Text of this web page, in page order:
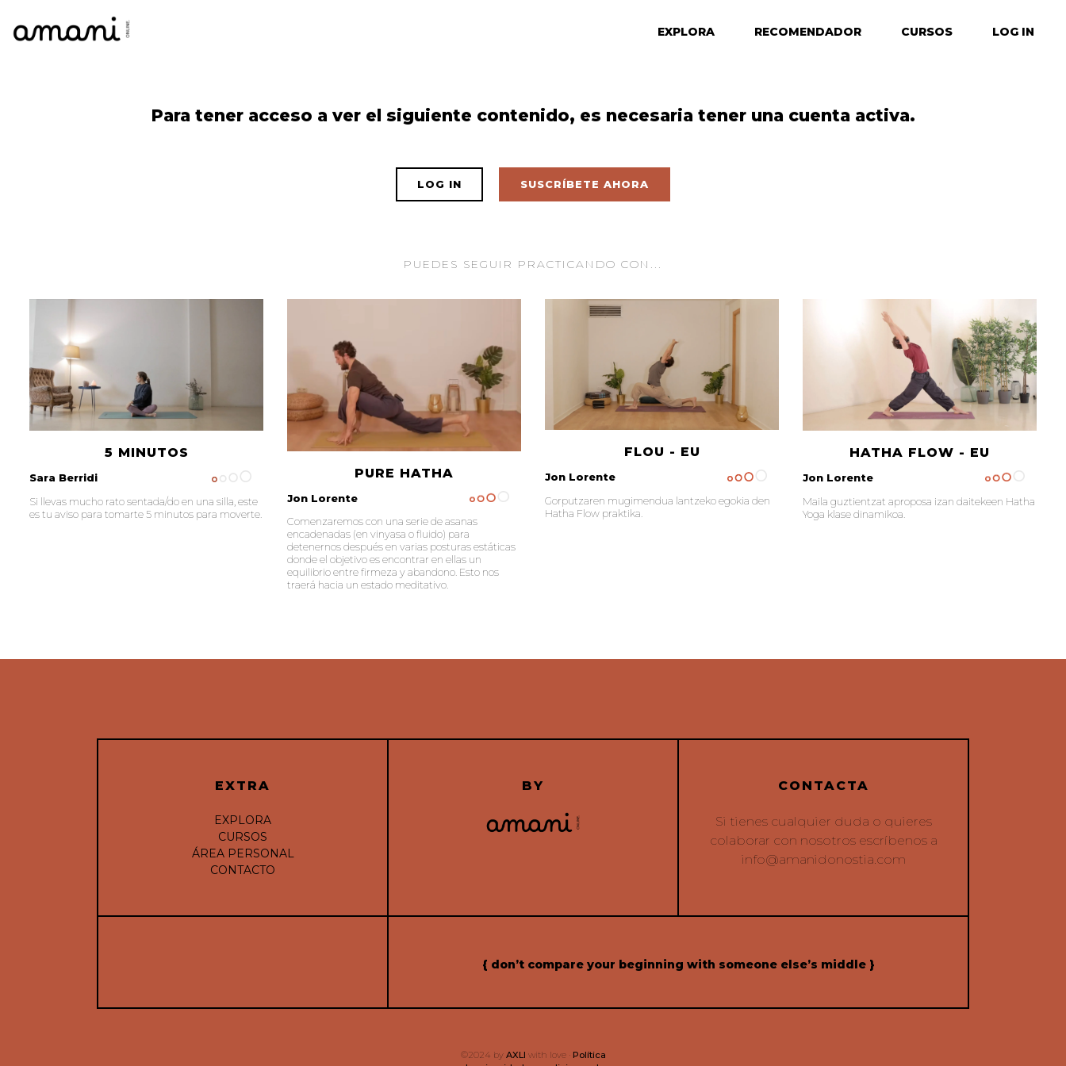
EXPLORA RECOMENDADOR CURSOS LOG IN
Para tener acceso a ver el siguiente contenido, es necesaria tener una cuenta activa.
LOG IN SUSCRÍBETE AHORA
PUEDES SEGUIR PRACTICANDO CON...
5 MINUTOS
Sara Berridi
Si llevas mucho rato sentada/do en una silla, este
es tu aviso para tomarte 5 minutos para moverte.
PURE HATHA
Jon Lorente
Comenzaremos con una serie de asanas
encadenadas (en vinyasa o fluido) para
detenernos después en varias posturas estáticas
donde el objetivo es encontrar en ellas un
equilibrio entre firmeza y abandono. Esto nos
traerá hacia un estado meditativo.
FLOU - EU
Jon Lorente
Gorputzaren mugimendua lantzeko egokia den
Hatha Flow praktika.
HATHA FLOW - EU
Jon Lorente
Maila guztientzat aproposa izan daitekeen Hatha
Yoga klase dinamikoa.
EXTRA
EXPLORA
CURSOS
ÁREA PERSONAL
CONTACTO
BY CONTACTA
Si tienes cualquier duda o quieres
colaborar con nosotros escríbenos a
info@amanidonostia.com
{ don’t compare your beginning with someone else’s middle }
©2024 by AXLI with love · Política